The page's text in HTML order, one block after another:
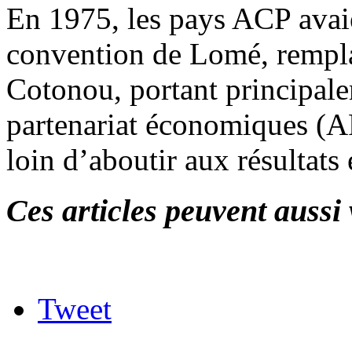
En 1975, les pays ACP
convention de Lomé,
Cotonou, portant
partenariat économiques
loin d’aboutir aux résultats
Ces articles peuvent
Tweet